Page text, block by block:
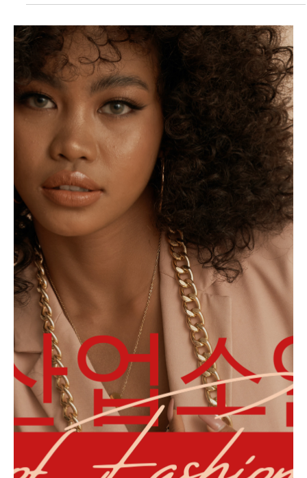
1월 24일 2분 분량
천안마사지알바
합법적인 천안마사지알바 (파트타임)가이드
1) 천안마사지알바 , 어떤 종류가 있나? 마사지 업계에서도 여러 직
무가 있습니다. 대표적으로: 스포츠 마사지/재활 마사지 운동 후 회
복, 통증 완화 중심 아로마/릴렉스 마사지 휴식 중심으로 오일, 라이
트 터치 발 마사지/족욕 관리 발 건강 및 릴랙스 중심 천안마사지알
바 피트니스·헬스장 내 마사지 직원 헬스 회원 대상 서비스 찜질방·
스파·마사지샵 보조 예약 안내, 청소, 고객 응대 등 천안마사지알바
구인구직 ⚠️ 성적 서비스를 제공하는 업소 는 대한민국에서 불법이
며 근무 자체에 법적 리스크가 큽니다. 여기서는 합법적 마사지·웰빙
업무 중심으로 설명합니다. 2) 천안마사지알바 구인·구직 준비 📌
(1) 필요한 자격 마사지 관련 자격증 국가공인 자격증은 없지만 아
래 교육·자격이 도움이 됩니다: 스포츠 마사지 과정 수료증 피부·아
로마 테라피 관련 민간 자격증 응급처치/심폐소생술(CPR) 수료증
기본 스킬 고객 응대 기본 해부학 이해 위생·안전수칙 �